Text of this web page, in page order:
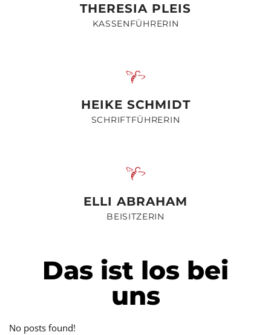
THERESIA PLEIS
KASSENFÜHRERIN
HEIKE SCHMIDT
SCHRIFTFÜHRERIN
ELLI ABRAHAM
BEISITZERIN
Das ist los bei
uns
No posts found!